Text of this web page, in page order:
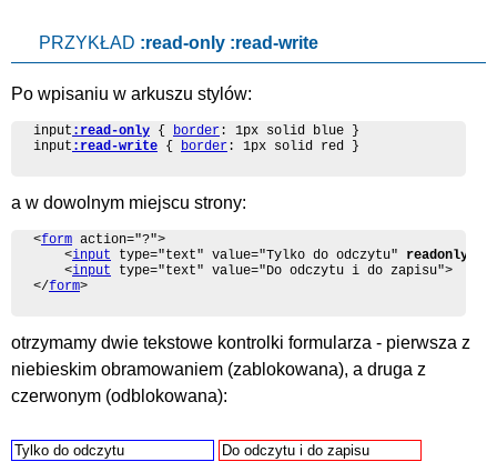
PRZYKŁAD :read-only :read-write
Po wpisaniu w arkuszu stylów:
input :read-only { border : 1px solid blue }
input :read-write { border : 1px solid red }
a w dowolnym miejscu strony:
<form action="?">
	<
input type="text" value="Tylko do odczytu" readonly
	<
input type="text" value="Do odczytu i do zapisu">
</form>
otrzymamy dwie tekstowe kontrolki formularza - pierwsza z
niebieskim obramowaniem (zablokowana), a druga z
czerwonym (odblokowana):